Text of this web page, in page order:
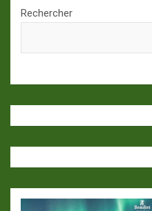
Rechercher